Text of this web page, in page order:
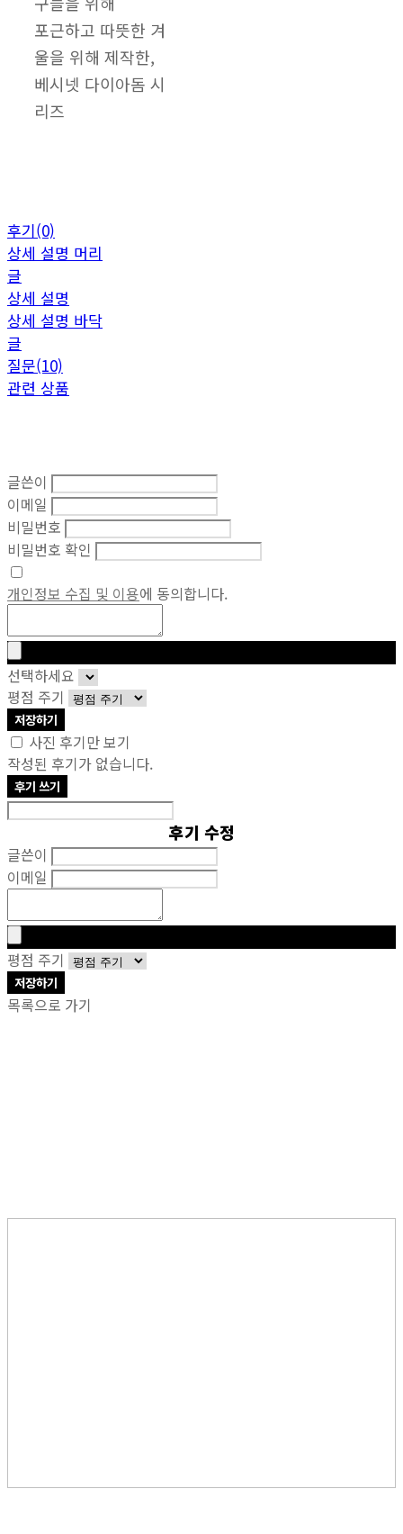
포근하고 따뜻한 겨
울을 위해 제작한,
베시넷 다이아돔 시
리즈
후기(0)
상세 설명 머리
글
상세 설명
상세 설명 바닥
글
질문(10)
관련 상품
글쓴이
이메일
비밀번호
비밀번호 확인
개인정보 수집 및 이용에 동의합니다.
선택하세요
평점 주기
저장하기
사진 후기만 보기
작성된 후기가 없습니다.
후기 쓰기
후기 수정
글쓴이
이메일
평점 주기
저장하기
목록으로 가기